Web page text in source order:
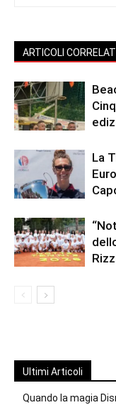
ARTICOLI CORRELATI
La
Ultimi Articoli
Quando la magia